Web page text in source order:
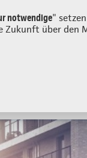
notwendige"
Zukunft über den